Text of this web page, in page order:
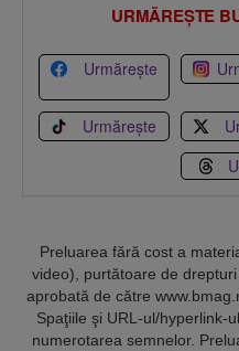
URMĂREȘTE
Urmărește
Urmărește
Preluarea fără cost a
video), purtătoare de
aprobată de către
Spaţiile şi URL-ul/hyperlink-
numerotarea semnelor.